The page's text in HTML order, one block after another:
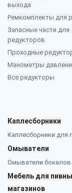
выхода
Ремкомплекты для
Запасные части для
редукторов
Проходные
Манометры
Все редукторы
Каплесборники
Каплесборники для
Омыватели
Омыватели бокалов
Мебель для
магазинов